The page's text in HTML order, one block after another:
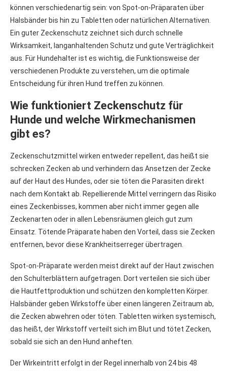
können verschiedenartig sein: von Spot-on-Präparaten über
Halsbänder bis hin zu Tabletten oder natürlichen Alternativen.
Ein guter Zeckenschutz zeichnet sich durch schnelle
Wirksamkeit, langanhaltenden Schutz und gute Verträglichkeit
aus. Für Hundehalter ist es wichtig, die Funktionsweise der
verschiedenen Produkte zu verstehen, um die optimale
Entscheidung für ihren Hund treffen zu können.
Wie funktioniert Zeckenschutz für
Hunde und welche Wirkmechanismen
gibt es?
Zeckenschutzmittel wirken entweder repellent, das heißt sie
schrecken Zecken ab und verhindern das Ansetzen der Zecke
auf der Haut des Hundes, oder sie töten die Parasiten direkt
nach dem Kontakt ab. Repellierende Mittel verringern das Risiko
eines Zeckenbisses, kommen aber nicht immer gegen alle
Zeckenarten oder in allen Lebensräumen gleich gut zum
Einsatz. Tötende Präparate haben den Vorteil, dass sie Zecken
entfernen, bevor diese Krankheitserreger übertragen.
Spot-on-Präparate werden meist direkt auf der Haut zwischen
den Schulterblättern aufgetragen. Dort verteilen sie sich über
die Hautfettproduktion und schützen den kompletten Körper.
Halsbänder geben Wirkstoffe über einen längeren Zeitraum ab,
die Zecken abwehren oder töten. Tabletten wirken systemisch,
das heißt, der Wirkstoff verteilt sich im Blut und tötet Zecken,
sobald sie sich an den Hund anheften.
Der Wirkeintritt erfolgt in der Regel innerhalb von 24 bis 48